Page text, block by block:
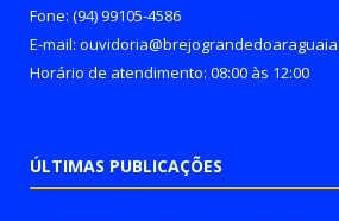
Fone: (94) 99105-4586
E-mail:
Horário de atendimento: 08:00 às 12:00
ÚLTIMAS PUBLICAÇÕES